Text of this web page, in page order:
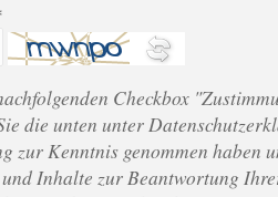
Checkbox
die unten unter
zur Kenntnis genommen haben
Inhalte zur Beantwortung